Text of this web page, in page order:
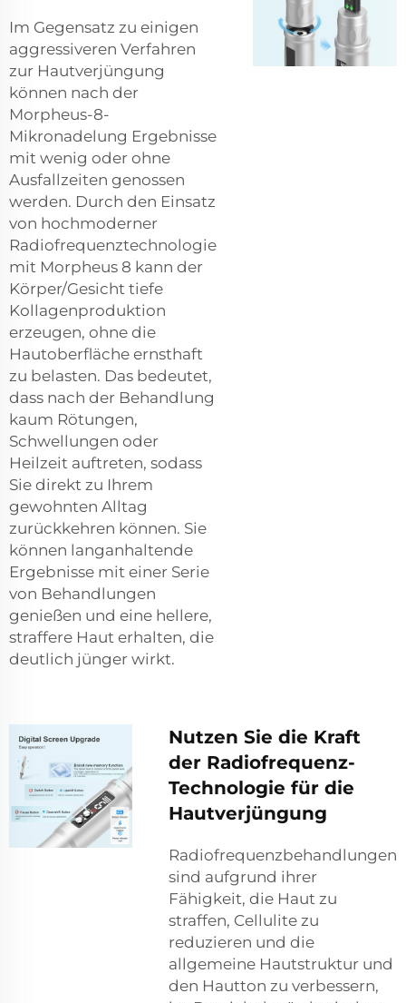
Im Gegensatz zu einigen
aggressiveren Verfahren
zur Hautverjüngung
können nach der
Morpheus-8-
Mikronadelung Ergebnisse
mit wenig oder ohne
Ausfallzeiten genossen
werden. Durch den Einsatz
von hochmoderner
Radiofrequenztechnologie
mit Morpheus 8 kann der
Körper/Gesicht tiefe
Kollagenproduktion
erzeugen, ohne die
Hautoberfläche ernsthaft
zu belasten. Das bedeutet,
dass nach der Behandlung
kaum Rötungen,
Schwellungen oder
Heilzeit auftreten, sodass
Sie direkt zu Ihrem
gewohnten Alltag
zurückkehren können. Sie
können langanhaltende
Ergebnisse mit einer Serie
von Behandlungen
genießen und eine hellere,
straffere Haut erhalten, die
deutlich jünger wirkt.
Nutzen Sie die Kraft
der Radiofrequenz-
Technologie für die
Hautverjüngung
Radiofrequenzbehandlungen
sind aufgrund ihrer
Fähigkeit, die Haut zu
straffen, Cellulite zu
reduzieren und die
allgemeine Hautstruktur und
den Hautton zu verbessern,